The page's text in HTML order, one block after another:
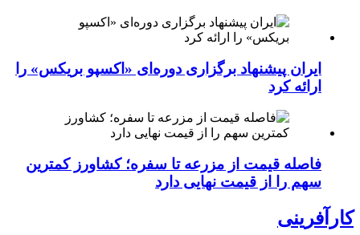
ایران پیشنهاد برگزاری دوره‌ای «اکسپو بریکس» را
ارائه کرد
فاصله قیمت از مزرعه تا سفره؛ کشاورز کمترین
سهم را از قیمت نهایی دارد
کارآفرینی